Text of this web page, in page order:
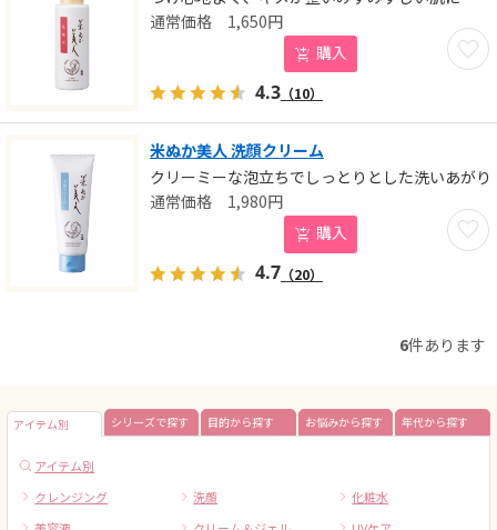
お気
1,650円
購入
4.3 （10）
米ぬか美人 洗顔クリーム
クリーミーな泡立ちでしっとりとした洗いあがり
お気
1,980円
購入
4.7 （20）
6件あります
アイテム別 シリーズで探す 目的から探す お悩みから探す 年代から探す
アイテム別
クレンジング
洗顔
化粧水